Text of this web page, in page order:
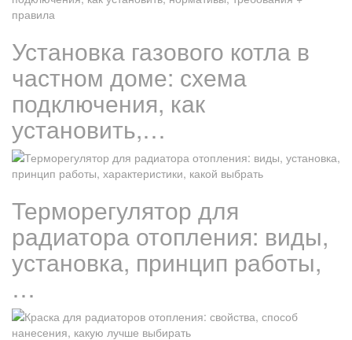
Установка газового котла в
частном доме: схема
подключения, как
установить,…
Терморегулятор для
радиатора отопления: виды,
установка, принцип работы,
…